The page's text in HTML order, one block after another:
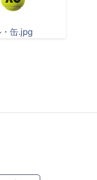
缶.jpg